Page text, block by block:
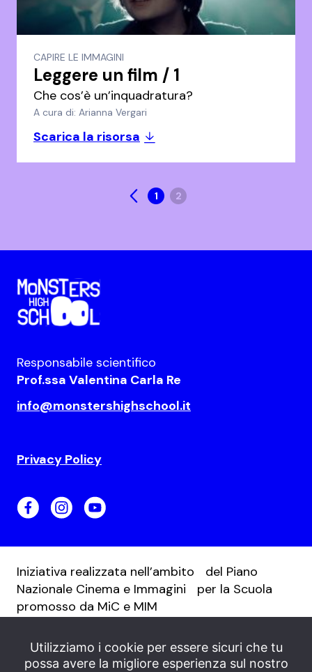
CAPIRE LE IMMAGINI
Leggere un film / 1
Che cos’è un’inquadratura?
A cura di: Arianna Vergari
Scarica la risorsa
1 2
Responsabile scientifico
Prof.ssa Valentina Carla Re
info@monstershighschool.it
Privacy Policy
Iniziativa realizzata nell’ambito del Piano
Nazionale Cinema e Immagini per la Scuola
promosso da MiC e MIM
Utilizziamo i cookie per essere sicuri che tu
possa avere la migliore esperienza sul nostro